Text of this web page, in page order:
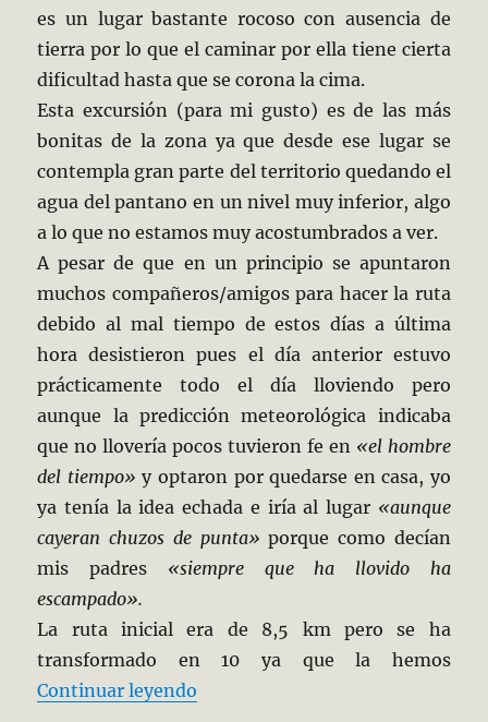
es un lugar bastante rocoso con ausencia de
tierra por lo que el caminar por ella tiene cierta
dificultad hasta que se corona la cima.
Esta excursión (para mi gusto) es de las más
bonitas de la zona ya que desde ese lugar se
contempla gran parte del territorio quedando el
agua del pantano en un nivel muy inferior, algo
a lo que no estamos muy acostumbrados a ver.
A pesar de que en un principio se apuntaron
muchos compañeros/amigos para hacer la ruta
debido al mal tiempo de estos días a última
hora desistieron pues el día anterior estuvo
prácticamente todo el día lloviendo pero
aunque la predicción meteorológica indicaba
que no llovería pocos tuvieron fe en «el hombre
del tiempo» y optaron por quedarse en casa, yo
ya tenía la idea echada e iría al lugar «aunque
cayeran chuzos de punta» porque como decían
mis padres «siempre que ha llovido ha
escampado».
La ruta inicial era de 8,5 km pero se ha
transformado en 10 ya que la hemos
Continuar leyendo